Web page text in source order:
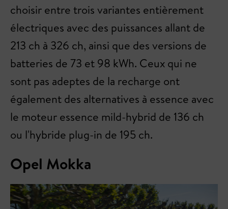
choisir entre trois variantes entièrement
électriques avec des puissances allant de
213 ch à 326 ch, ainsi que des versions de
batteries de 73 et 98 kWh. Ceux qui ne
sont pas adeptes de la recharge ont
également des alternatives à essence avec
le moteur essence mild-hybrid de 136 ch
ou l'hybride plug-in de 195 ch.
Opel Mokka